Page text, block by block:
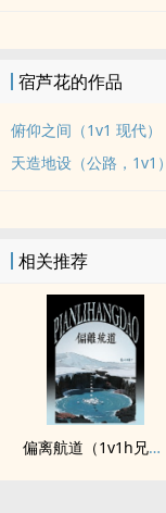
宿芦花的作品
俯仰之间（1v1 现代）
天造地设（公路，1v1）
相关推荐
偏离航道（1v1h兄妹骨科bg）